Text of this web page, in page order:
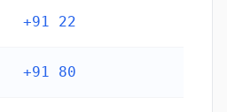
+91 22
+91 80